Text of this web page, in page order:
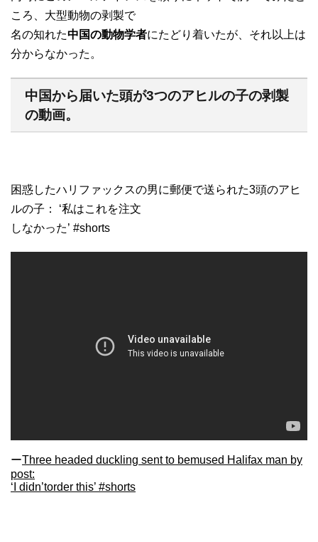
ころ、大型動物の剥製で
名の知れた中国の動物学者にたどり着いたが、それ以上は
分からなかった。
中国から届いた頭が3つのアヒルの子の剥製
の動画。
困惑したハリファックスの男に郵便で送られた3頭のアヒ
ルの子： ‘私はこれを注文
しなかった’ #shorts
ーThree headed duckling sent to bemused Halifax man by
post:
‘I didn’torder this’ #shorts